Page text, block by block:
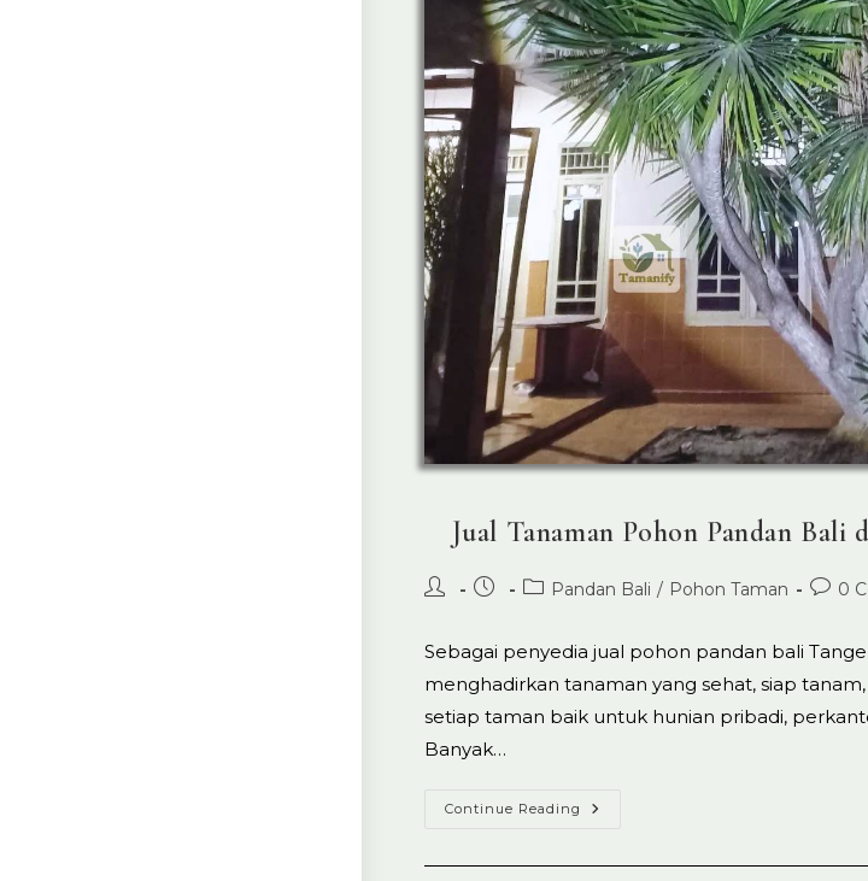
Jual Tanaman Pohon Pandan Bali
Post Post PostPandan Bali / Pohon Taman
Post
0
Sebagai penyedia jual pohon pandan bali
menghadirkan tanaman yang sehat, siap
setiap taman baik untuk hunian pribadi,
Banyak…
Continue Reading Jual
Pandan